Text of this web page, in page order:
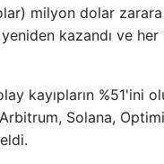
milyon dolar
kazandı ve
kayıpların %51'ini
Solana,